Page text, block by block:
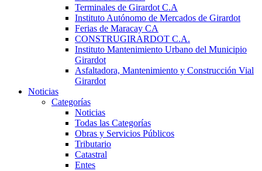
Terminales de Girardot C.A
Instituto Autónomo de Mercados de Girardot
Ferias de Maracay CA
CONSTRUGIRARDOT C.A.
Instituto Mantenimiento Urbano del Municipio
Girardot
Asfaltadora, Mantenimiento y Construcción Vial
Girardot
Noticias
Categorías
Noticias
Todas las Categorías
Obras y Servicios Públicos
Tributario
Catastral
Entes